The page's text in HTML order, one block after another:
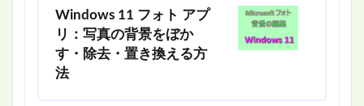
Windows 11 フォト アプ
リ：写真の背景をぼか
す・除去・置き換える方
法